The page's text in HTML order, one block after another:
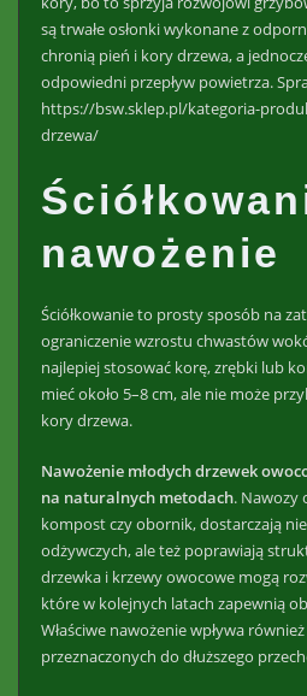
są trwałe osłonki wykonane z
chronią pień i kory drzewa, a
odpowiedni przepływ powietrza.
https://bsw.sklep.pl/kategoria-
drzewa/
nawożenie
Ściółkowanie to prosty sposób na
ograniczenie wzrostu chwastów
najlepiej stosować korę, zrębki lub
mieć około 5–8 cm, ale nie może
kory drzewa.
Nawożenie młodych drzewek
na naturalnych metodach. Nawozy
kompost czy obornik, dostarczają
odżywczych, ale też poprawiają
drzewka i krzewy owocowe mogą
które w kolejnych latach zapewnią
Właściwe nawożenie wpływa
przeznaczonych do dłuższego